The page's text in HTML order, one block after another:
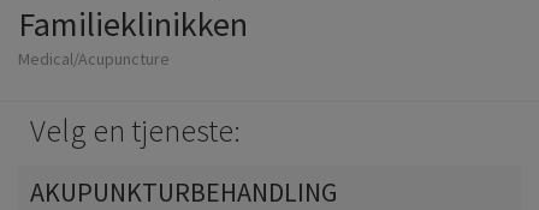
Familieklinikken
Medical/Acupuncture
Velg en tjeneste:
AKUPUNKTURBEHANDLING